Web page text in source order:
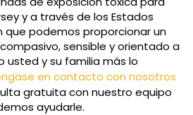
y a través de los Estados
que podemos proporcionar un
sensible y orientado a
usted y su familia más lo
en contacto con nosotros
gratuita con nuestro equipo
ayudarle.